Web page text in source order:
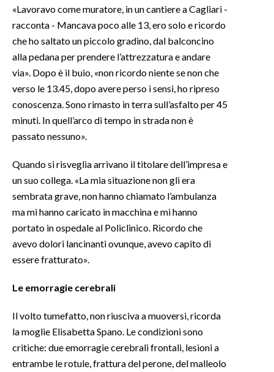
3 MINUTI CON
INFO AZIENDE
ABBONATI
ANNUNCI
NECROLOGI
PUBBLICITÀ
«Lavoravo come muratore, in un cantiere a Cagliari -
racconta - Mancava poco alle 13, ero solo e ricordo
che ho saltato un piccolo gradino, dal balconcino
alla pedana per prendere l’attrezzatura e andare
via». Dopo è il buio, «non ricordo niente se non che
verso le 13.45, dopo avere perso i sensi, ho ripreso
conoscenza. Sono rimasto in terra sull’asfalto per 45
minuti. In quell’arco di tempo in strada non è
passato nessuno».
Quando si risveglia arrivano il titolare dell’impresa e
un suo collega. «La mia situazione non gli era
sembrata grave, non hanno chiamato l’ambulanza
ma mi hanno caricato in macchina e mi hanno
portato in ospedale al Policlinico. Ricordo che
avevo dolori lancinanti ovunque, avevo capito di
essere fratturato».
Le emorragie cerebrali
Il volto tumefatto, non riusciva a muoversi, ricorda
la moglie Elisabetta Spano. Le condizioni sono
critiche: due emorragie cerebrali frontali, lesioni a
entrambe le rotule, frattura del perone, del malleolo